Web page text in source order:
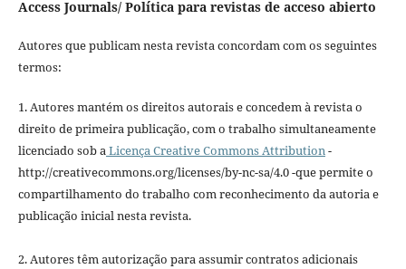
Access Journals/ Política para revistas de acceso abierto
Autores que publicam nesta revista concordam com os seguintes
termos:
1. Autores mantém os direitos autorais e concedem à revista o
direito de primeira publicação, com o trabalho simultaneamente
licenciado sob aLicença Creative Commons Attribution-
http://creativecommons.org/licenses/by-nc-sa/4.0 -que permite o
compartilhamento do trabalho com reconhecimento da autoria e
publicação inicial nesta revista.
2. Autores têm autorização para assumir contratos adicionais